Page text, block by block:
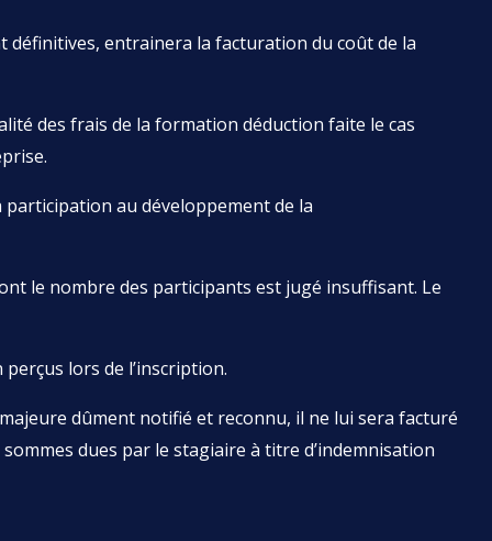
entrainera la facturation du coût de la
des frais de la formation déduction faite le cas
au développement de la
le nombre des participants est jugé insuffisant. Le
lors de l’inscription.
dûment notifié et reconnu, il ne lui sera facturé
dues par le stagiaire à titre d’indemnisation